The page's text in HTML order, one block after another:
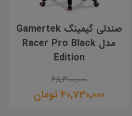
صندلی گیمینگ Gamertek
مدل Racer Pro Black
Edition
68,300,000
40,730,000 تومان